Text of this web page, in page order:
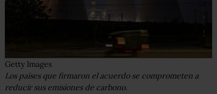
Getty Images
Los países que firmaron el acuerdo se comprometen a
reducir sus emisiones de carbono.